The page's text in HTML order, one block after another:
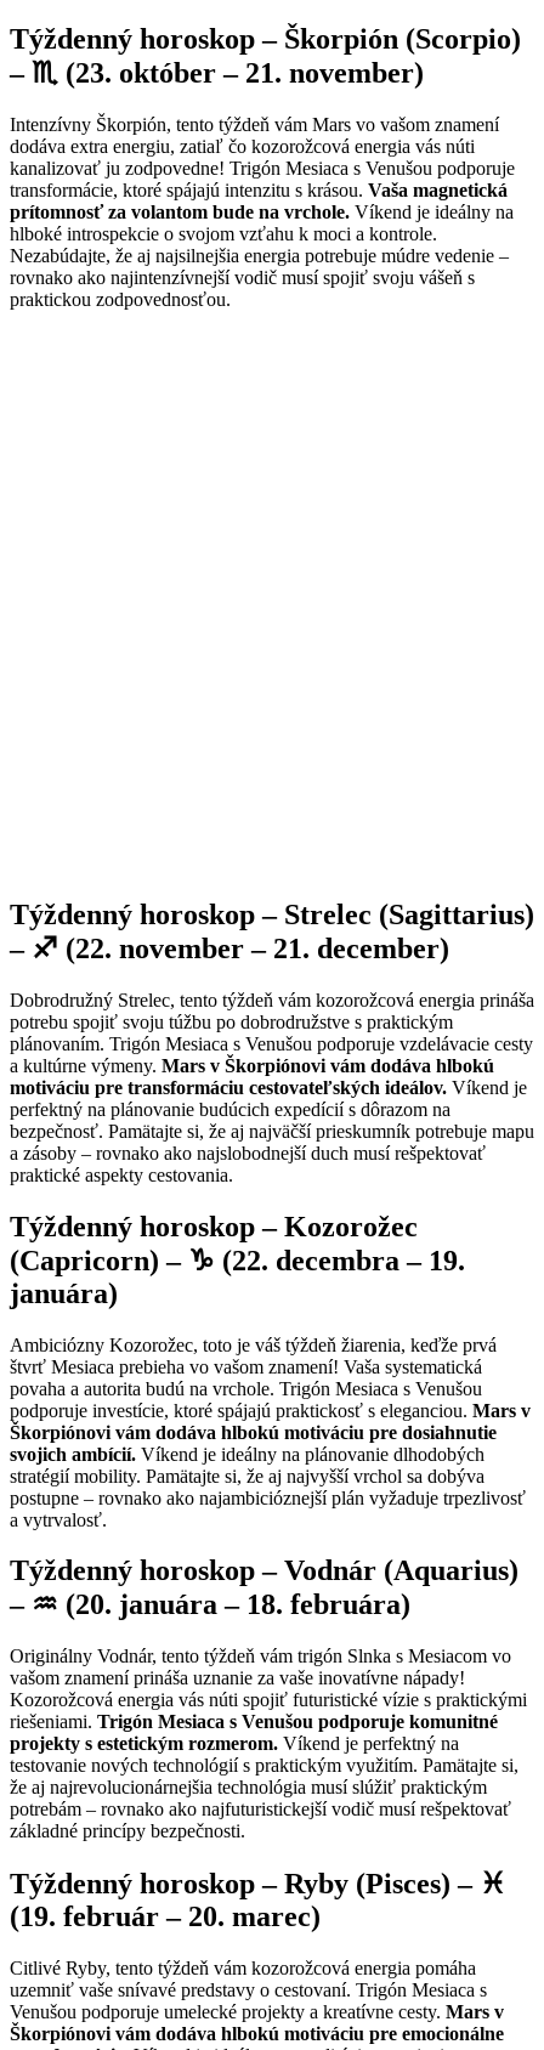
Týždenný horoskop – Škorpión (Scorpio)
– ♏ (23. október – 21. november)
Intenzívny Škorpión, tento týždeň vám Mars vo vašom znamení
dodáva extra energiu, zatiaľ čo kozorožcová energia vás núti
kanalizovať ju zodpovedne! Trigón Mesiaca s Venušou podporuje
transformácie, ktoré spájajú intenzitu s krásou. Vaša magnetická
prítomnosť za volantom bude na vrchole. Víkend je ideálny na
hlboké introspekcie o svojom vzťahu k moci a kontrole.
Nezabúdajte, že aj najsilnejšia energia potrebuje múdre vedenie –
rovnako ako najintenzívnejší vodič musí spojiť svoju vášeň s
praktickou zodpovednosťou.
Týždenný horoskop – Strelec (Sagittarius)
– ♐ (22. november – 21. december)
Dobrodružný Strelec, tento týždeň vám kozorožcová energia prináša
potrebu spojiť svoju túžbu po dobrodružstve s praktickým
plánovaním. Trigón Mesiaca s Venušou podporuje vzdelávacie cesty
a kultúrne výmeny. Mars v Škorpiónovi vám dodáva hlbokú
motiváciu pre transformáciu cestovateľských ideálov. Víkend je
perfektný na plánovanie budúcich expedícií s dôrazom na
bezpečnosť. Pamätajte si, že aj najväčší prieskumník potrebuje mapu
a zásoby – rovnako ako najslobodnejší duch musí rešpektovať
praktické aspekty cestovania.
Týždenný horoskop – Kozorožec
(Capricorn) – ♑ (22. decembra – 19.
januára)
Ambiciózny Kozorožec, toto je váš týždeň žiarenia, keďže prvá
štvrť Mesiaca prebieha vo vašom znamení! Vaša systematická
povaha a autorita budú na vrchole. Trigón Mesiaca s Venušou
podporuje investície, ktoré spájajú praktickosť s eleganciou. Mars v
Škorpiónovi vám dodáva hlbokú motiváciu pre dosiahnutie
svojich ambícií. Víkend je ideálny na plánovanie dlhodobých
stratégií mobility. Pamätajte si, že aj najvyšší vrchol sa dobýva
postupne – rovnako ako najambicióznejší plán vyžaduje trpezlivosť
a vytrvalosť.
Týždenný horoskop – Vodnár (Aquarius)
– ♒ (20. januára – 18. februára)
Originálny Vodnár, tento týždeň vám trigón Slnka s Mesiacom vo
vašom znamení prináša uznanie za vaše inovatívne nápady!
Kozorožcová energia vás núti spojiť futuristické vízie s praktickými
riešeniami. Trigón Mesiaca s Venušou podporuje komunitné
projekty s estetickým rozmerom. Víkend je perfektný na
testovanie nových technológií s praktickým využitím. Pamätajte si,
že aj najrevolucionárnejšia technológia musí slúžiť praktickým
potrebám – rovnako ako najfuturistickejší vodič musí rešpektovať
základné princípy bezpečnosti.
Týždenný horoskop – Ryby (Pisces) – ♓
(19. február – 20. marec)
Citlivé Ryby, tento týždeň vám kozorožcová energia pomáha
uzemniť vaše snívavé predstavy o cestovaní. Trigón Mesiaca s
Venušou podporuje umelecké projekty a kreatívne cesty. Mars v
Škorpiónovi vám dodáva hlbokú motiváciu pre emocionálne